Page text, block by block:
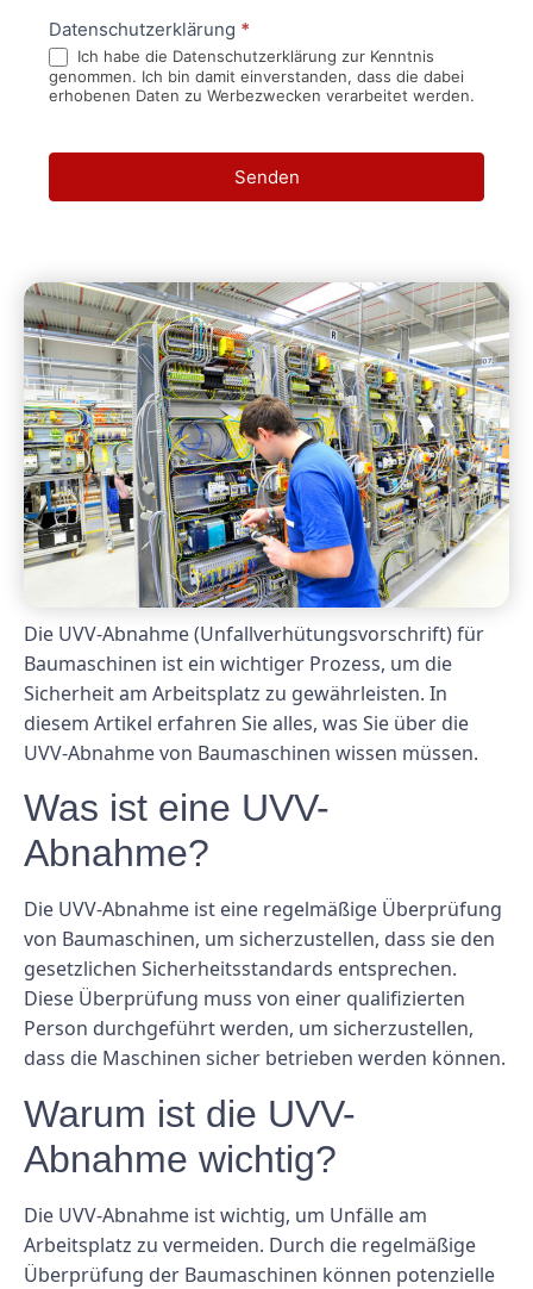
Datenschutzerklärung *
Ich habe die Datenschutzerklärung zur Kenntnis
genommen. Ich bin damit einverstanden, dass die dabei
erhobenen Daten zu Werbezwecken verarbeitet werden.
Senden
Die UVV-Abnahme (Unfallverhütungsvorschrift) für
Baumaschinen ist ein wichtiger Prozess, um die
Sicherheit am Arbeitsplatz zu gewährleisten. In
diesem Artikel erfahren Sie alles, was Sie über die
UVV-Abnahme von Baumaschinen wissen müssen.
Was ist eine UVV-
Abnahme?
Die UVV-Abnahme ist eine regelmäßige Überprüfung
von Baumaschinen, um sicherzustellen, dass sie den
gesetzlichen Sicherheitsstandards entsprechen.
Diese Überprüfung muss von einer qualifizierten
Person durchgeführt werden, um sicherzustellen,
dass die Maschinen sicher betrieben werden können.
Warum ist die UVV-
Abnahme wichtig?
Die UVV-Abnahme ist wichtig, um Unfälle am
Arbeitsplatz zu vermeiden. Durch die regelmäßige
Überprüfung der Baumaschinen können potenzielle